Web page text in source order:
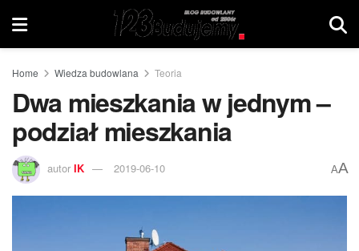
Home Wiedza budowlana Teoria
Dwa mieszkania w jednym –
podział mieszkania
autor IK 2019-06-10 AA